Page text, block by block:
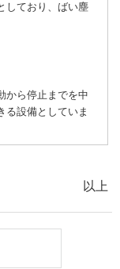
しており、ばい塵
から停止までを中
る設備としていま
以上